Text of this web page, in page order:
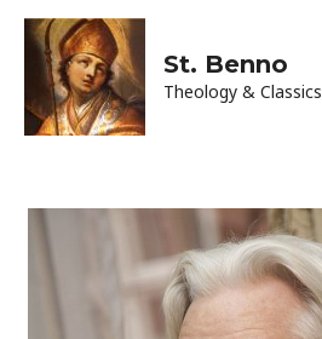
St. Benno
Theology & Classics